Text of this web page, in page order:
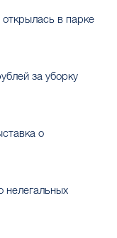
в парке
за уборку
о
нелегальных